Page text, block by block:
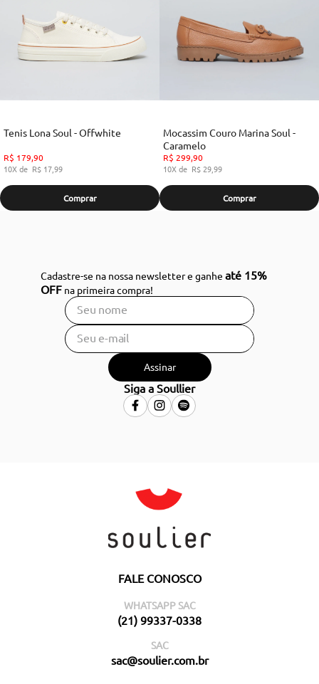
Tenis Lona Soul - Offwhite
R$ 179,90
10
R$ 17,99
Comprar
Mocassim Couro Marina Soul -
Caramelo
R$ 299,90
10
R$ 29,99
Comprar
Cadastre-se na nossa newsletter e ganheaté 15%
OFF na primeira compra!
Assinar
Siga a Soullier
FALE CONOSCO
WHATSAPP SAC
(21) 99337-0338
SAC
sac@soulier.com.br